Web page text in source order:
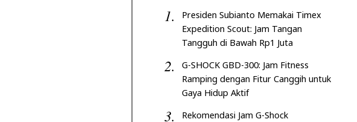
Presiden Subianto Memakai Timex
Expedition Scout: Jam Tangan
Tangguh di Bawah Rp1 Juta
G-SHOCK GBD-300: Jam Fitness
Ramping dengan Fitur Canggih untuk
Gaya Hidup Aktif
Rekomendasi Jam G-Shock